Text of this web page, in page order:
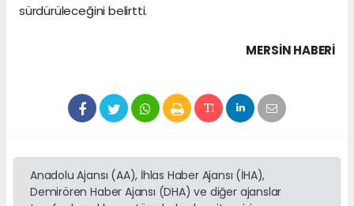
sürdürüleceğini belirtti.
MERSIN HABERİ
Anadolu Ajansı (AA), İhlas Haber Ajansı (İHA),
Demirören Haber Ajansı (DHA) ve diğer ajanslar